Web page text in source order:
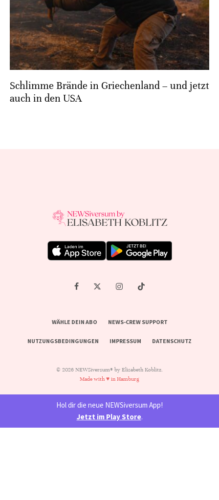
Schlimme Brände in Griechenland – und jetzt
auch in den USA
WÄHLE DEIN ABO NEWS-CREW SUPPORT
NUTZUNGSBEDINGUNGEN IMPRESSUM DATENSCHUTZ
© 2026 NEWSiversum® by Elisabeth Koblitz.
Made with ♥ in Hamburg
Hol dir die neue NEWSiversum App!
Jetzt im Play Store.